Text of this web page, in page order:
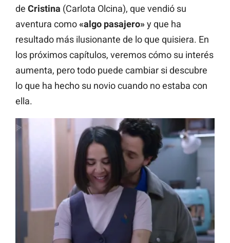
de Cristina (Carlota Olcina), que vendió su
aventura como«algo pasajero»y que ha
resultado más ilusionante de lo que quisiera. En
los próximos capítulos, veremos cómo su interés
aumenta, pero todo puede cambiar si descubre
lo que ha hecho su novio cuando no estaba con
ella.